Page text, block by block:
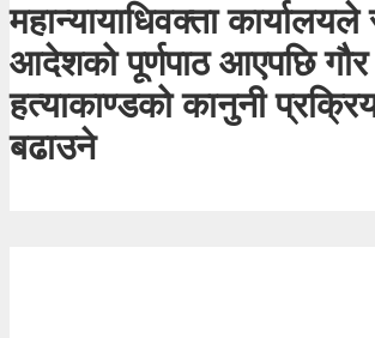
महान्यायाधिवक्ता कार्यालयले
आदेशको पूर्णपाठ आएपछि गौर
हत्याकाण्डको कानुनी
बढाउने